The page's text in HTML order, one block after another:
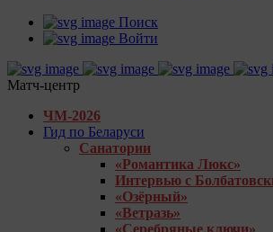
Поиск
Войти
Матч-центр
ЧМ-2026
Гид по Беларуси
Санатории
«Романтика Люкс»
Интервью с
«Озёрный»
«Ветразь»
«Серебряные ключи»